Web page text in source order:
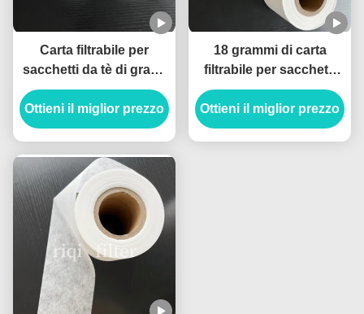
Carta filtrabile per
sacchetti da tè di grado
alimentare 114 mm
resistente alle alte
temperature
Ottieni il miglior prezzo
18 grammi di carta
filtrabile per sacchetti
da tè di 94 mm sigillabile
termicamente per la
produzione di sacchetti
Ottieni il miglior prezzo